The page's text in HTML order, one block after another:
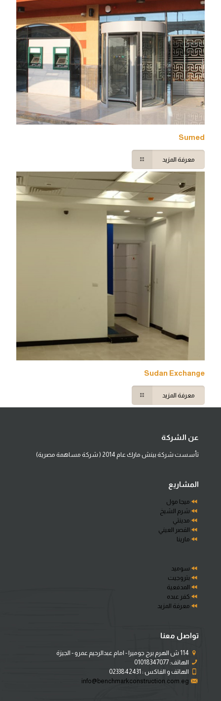
Sumed
معرفة المزيد
Sudan Exchange
معرفة المزيد
عن الشركة
تأسست شركة بينش مارك عام 2014 ( شركة مساهمة مصرية)
المشاريع
ميجا مول
شرم الشيخ
مدينتي
القصر العيني
مارينا
سوميد
بتروجيت
المدفعية
كفر عبده
معرفة المزيد
تواصل معنا
الهاتف:01018347077
الهاتف و الفاكس : 0233842431
info@benchmarkconstruction.com.eg